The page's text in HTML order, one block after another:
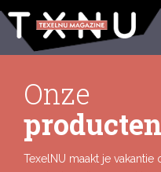
Onze
producten
TexelNU maakt je